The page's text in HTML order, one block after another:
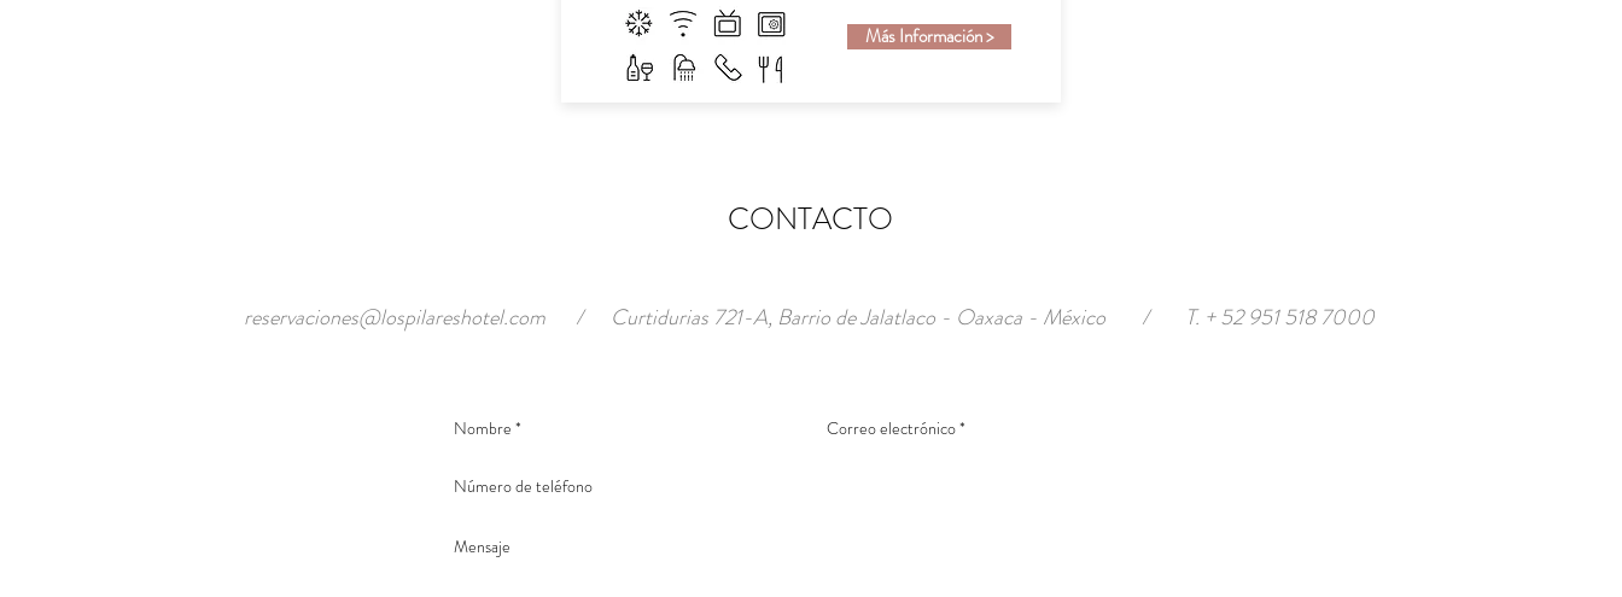
Más Información >
CONTACTO
T. + 52 951 518 7000
Curtidurias 721-A, Barrio de Jalatlaco - Oaxaca - México
/ /
reservaciones@lospilareshotel.com